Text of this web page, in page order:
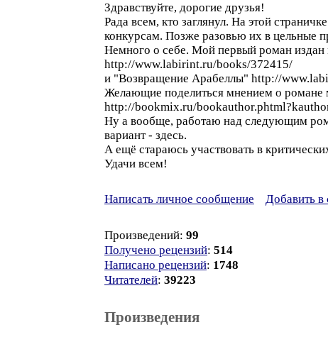
Здравствуйте, дорогие друзья!
Рада всем, кто заглянул. На этой
конкурсам. Позже разовью их в цельные
Немного о себе. Мой первый роман издан
http://www.labirint.ru/books/372415/
и "Возвращение Арабеллы" http://
Желающие поделиться мнением о романе
http://bookmix.ru/
Ну а вообще, работаю над следующим
вариант - здесь.
А ещё стараюсь участвовать в
Удачи всем!
Написать личное сообщение Добавить в
Произведений: 99
Получено рецензий: 514
Написано рецензий: 1748
Читателей: 39223
Произведения